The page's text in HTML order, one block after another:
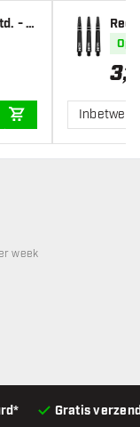
- D
IN WINKELWAGEN
Red
afts
Op
3,45
Inbetween
Gratis
week
niet beschikbaar